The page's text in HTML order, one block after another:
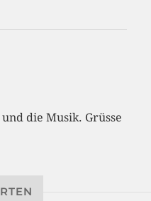
die Musik. Grüsse